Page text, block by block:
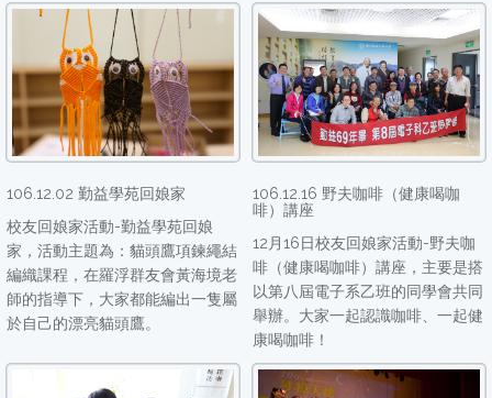
106.12.02 勤益學苑回娘家
校友回娘家活動-勤益學苑回娘
家，活動主題為：貓頭鷹項鍊繩結
編織課程，在羅浮群友會黃海境老
師的指導下，大家都能編出一隻屬
於自己的漂亮貓頭鷹。
106.12.16 野夫咖啡（健康喝咖
啡）講座
12月16日校友回娘家活動-野夫咖
啡（健康喝咖啡）講座，主要是搭
以第八屆電子系乙班的同學會共同
舉辦。大家一起認識咖啡、一起健
康喝咖啡！